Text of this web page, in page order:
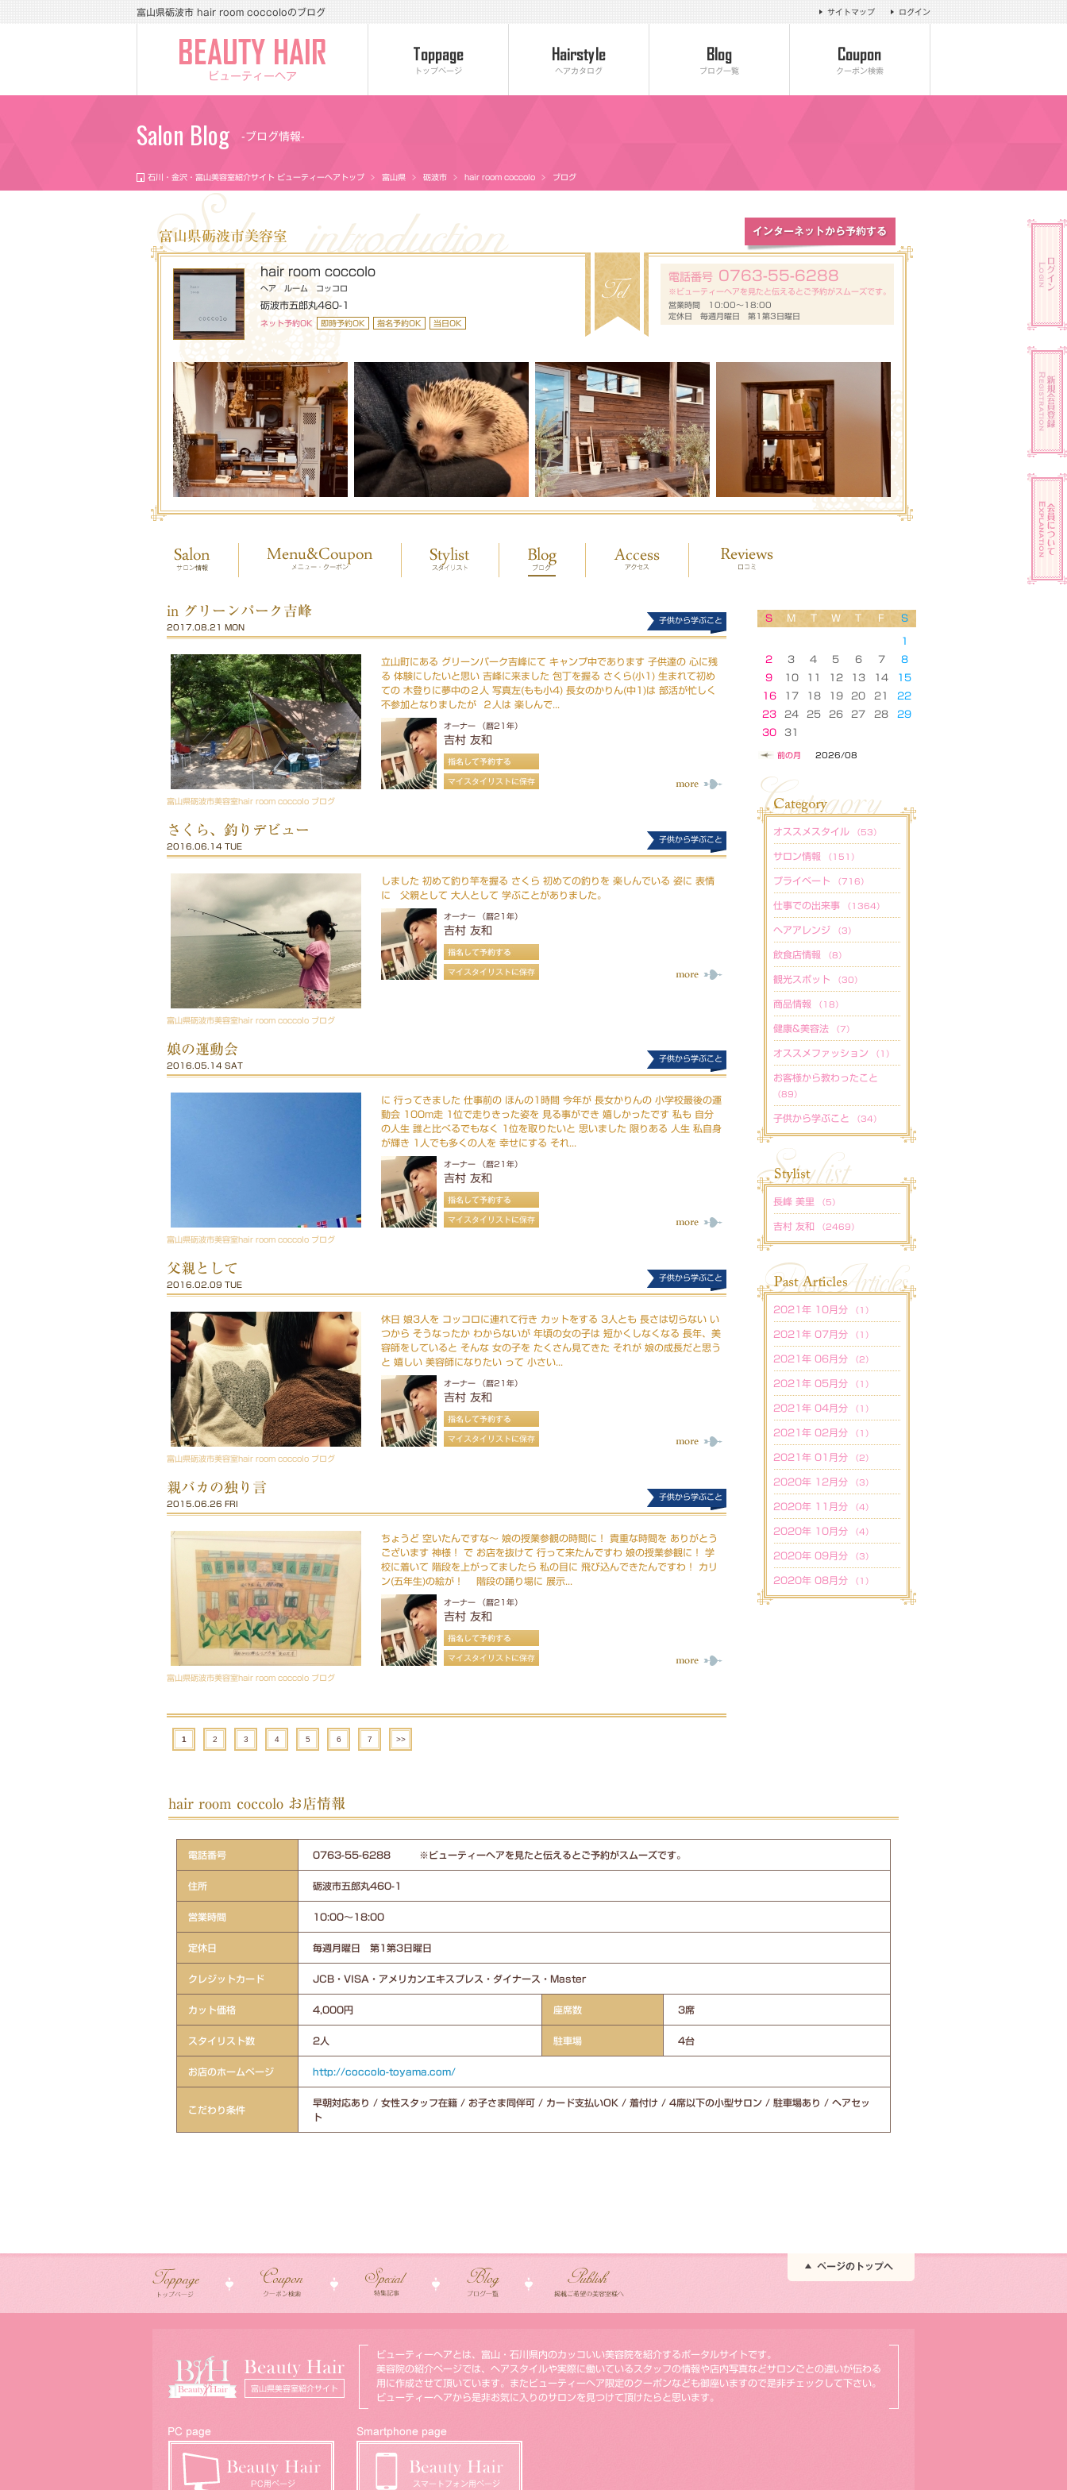
富山県砺波市 hair room coccoloのブログ ログイン
サイトマップ
ビューティーヘア クーポン検索
ブログ一覧
ヘアカタログ
トップページ
Salon Blog -ブログ情報-
石川・金沢・富山美容室紹介サイト ビューティーヘアトップ 富山県 砺波市 hair room coccolo ブログ
富山県砺波市美容室
hair room coccolo
ヘア ルーム コッコロ
砺波市五郎丸460-1
ネット予約OK 即時予約OK 指名予約OK 当日OK
電話番号 0763-55-6288
※ビューティーヘアを見たと伝えるとご予約がスムーズです。
営業時間 10:00～18:00
定休日 毎週月曜日 第1第3日曜日
in グリーンパーク吉峰
2017.08.21 MON
子供から学ぶこと
立山町にある グリーンパーク吉峰にて キャンプ中であります 子供達の 心に残
る 体験にしたいと思い 吉峰に来ました 包丁を握る さくら(小1) 生まれて初め
ての 木登りに夢中の２人 写真左(もも小4) 長女のかりん(中1)は 部活が忙しく
不参加となりましたが ２人は 楽しんで...
オーナー （暦21年）
吉村 友和
富山県砺波市美容室hair room coccolo ブログ
さくら、釣りデビュー
2016.06.14 TUE
子供から学ぶこと
しました 初めて釣り竿を握る さくら 初めての釣りを 楽しんでいる 姿に 表情
に 父親として 大人として 学ぶことがありました。
オーナー （暦21年）
吉村 友和
富山県砺波市美容室hair room coccolo ブログ
娘の運動会
2016.05.14 SAT
子供から学ぶこと
に 行ってきました 仕事前の ほんの1時間 今年が 長女かりんの 小学校最後の運
動会 100m走 1位で走りきった姿を 見る事ができ 嬉しかったです 私も 自分
の人生 誰と比べるでもなく 1位を取りたいと 思いました 限りある 人生 私自身
が輝き 1人でも多くの人を 幸せにする それ...
オーナー （暦21年）
吉村 友和
富山県砺波市美容室hair room coccolo ブログ
父親として
2016.02.09 TUE
子供から学ぶこと
休日 娘3人を コッコロに連れて行き カットをする 3人とも 長さは切らない い
つから そうなったか わからないが 年頃の女の子は 短かくしなくなる 長年、美
容師をしていると そんな 女の子を たくさん見てきた それが 娘の成長だと思う
と 嬉しい 美容師になりたい って 小さい...
オーナー （暦21年）
吉村 友和
富山県砺波市美容室hair room coccolo ブログ
親バカの独り言
2015.06.26 FRI
子供から学ぶこと
ちょうど 空いたんですな〜 娘の授業参観の時間に！ 貴重な時間を ありがとう
ございます 神様！ で お店を抜けて 行って来たんですわ 娘の授業参観に！ 学
校に着いて 階段を上がってましたら 私の目に 飛び込んできたんですわ！ カリ
ン(五年生)の絵が！ 階段の踊り場に 展示...
オーナー （暦21年）
吉村 友和
富山県砺波市美容室hair room coccolo ブログ
1 2 3 4 5 6 7 >>
前の月 2026/08
S M T W T F S
1
2
3 4 5 6 7
8
9
10 11 12 13 14
15
16
17 18 19 20 21
22
23
24 25 26 27 28
29
30
31
オススメスタイル （53）
サロン情報 （151）
プライベート （716）
仕事での出来事 （1364）
ヘアアレンジ （3）
飲食店情報 （8）
観光スポット （30）
商品情報 （18）
健康&美容法 （7）
オススメファッション （1）
お客様から教わったこと
（89）
子供から学ぶこと （34）
長峰 美里 （5）
吉村 友和 （2469）
2021年 10月分 （1）
2021年 07月分 （1）
2021年 06月分 （2）
2021年 05月分 （1）
2021年 04月分 （1）
2021年 02月分 （1）
2021年 01月分 （2）
2020年 12月分 （3）
2020年 11月分 （4）
2020年 10月分 （4）
2020年 09月分 （3）
2020年 08月分 （1）
hair room coccolo お店情報
電話番号 0763-55-6288 ※ビューティーヘアを見たと伝えるとご予約がスムーズです。
住所 砺波市五郎丸460-1
営業時間 10:00～18:00
定休日 毎週月曜日 第1第3日曜日
クレジットカード JCB・VISA・アメリカンエキスプレス・ダイナース・Master
カット価格 4,000円 座席数 3席
スタイリスト数 2人 駐車場 4台
お店のホームページ http://coccolo-toyama.com/
こだわり条件
早朝対応あり / 女性スタッフ在籍 / お子さま同伴可 / カード支払いOK / 着付け / 4席以下の小型サロン / 駐車場あり / ヘアセッ
ト
ビューティーヘアとは、富山・石川県内のカッコいい美容院を紹介するポータルサイトです。
美容院の紹介ページでは、ヘアスタイルや実際に働いているスタッフの情報や店内写真などサロンごとの違いが伝わる
用に作成させて頂いています。またビューティーヘア限定のクーポンなども御座いますので是非チェックして下さい。
ビューティーヘアから是非お気に入りのサロンを見つけて頂けたらと思います。